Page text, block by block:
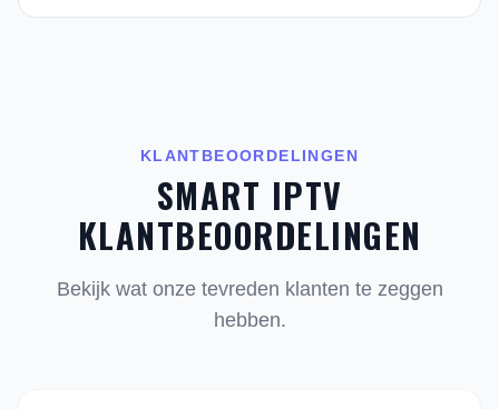
KLANTBEOORDELINGEN
SMART IPTV
KLANTBEOORDELINGEN
Bekijk wat onze tevreden klanten te zeggen
hebben.